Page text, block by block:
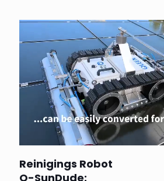
Reinigings Robot
Q-SunDude: